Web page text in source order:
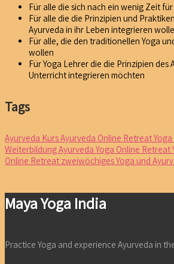
Für alle die sich nach ein wenig Zeit
Für alle die die Prinzipien und
Ayurveda in ihr Leben integrieren
Für alle, die den traditionellen Yoga
wollen
Für Yoga Lehrer die die Prinzipien des
Unterricht integrieren möchten
Tags
Ayurveda KursAyurveda Online Retreat
Weiterbildung Ayurveda Yoga Online Retreat
Online Retreat zweiwöchiges Yoga und
Maya Yoga India
Practice Yoga and experience Ayurveda in